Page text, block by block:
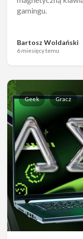
gamingu.
Bartosz Woldański
6 miesięcy temu
Geek Gracz